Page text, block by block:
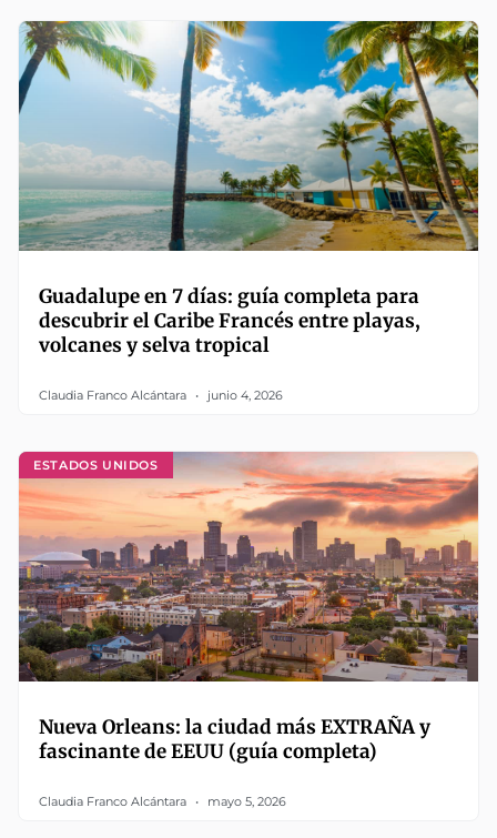
Guadalupe en 7 días: guía completa para
descubrir el Caribe Francés entre playas,
volcanes y selva tropical
Claudia Franco Alcántara junio 4, 2026
ESTADOS UNIDOS
Nueva Orleans: la ciudad más EXTRAÑA y
fascinante de EEUU (guía completa)
Claudia Franco Alcántara mayo 5, 2026